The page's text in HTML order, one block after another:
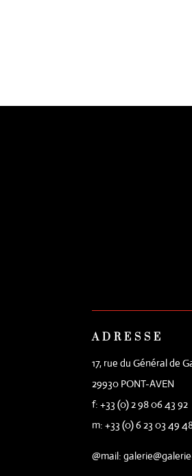
ADRESSE
17, rue du Général de
29930 PONT-AVEN
f: +33 (0) 2 98 06 43 92
m: +33 (0) 6 23 03 49
@mail: